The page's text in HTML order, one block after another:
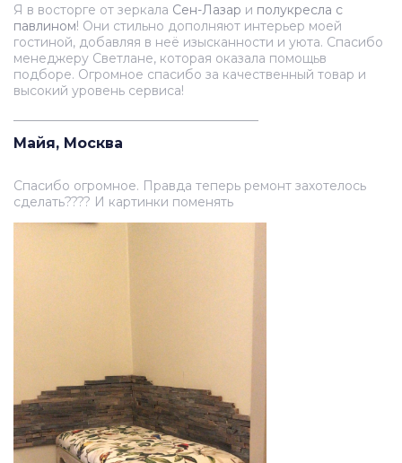
Я в восторге от зеркала Сен-Лазар и полукресла с
павлином! Они стильно дополняют интерьер моей
гостиной, добавляя в неё изысканности и уюта. Спасибо
менеджеру Светлане, которая оказала помощьв
подборе. Огромное спасибо за качественный товар и
высокий уровень сервиса!
Майя, Москва
Спасибо огромное. Правда теперь ремонт захотелось
сделать???? И картинки поменять